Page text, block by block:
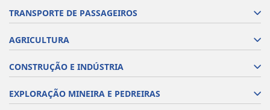
TRANSPORTE DE PASSAGEIROS
AGRICULTURA
CONSTRUÇÃO E INDÚSTRIA
EXPLORAÇÃO MINEIRA E PEDREIRAS